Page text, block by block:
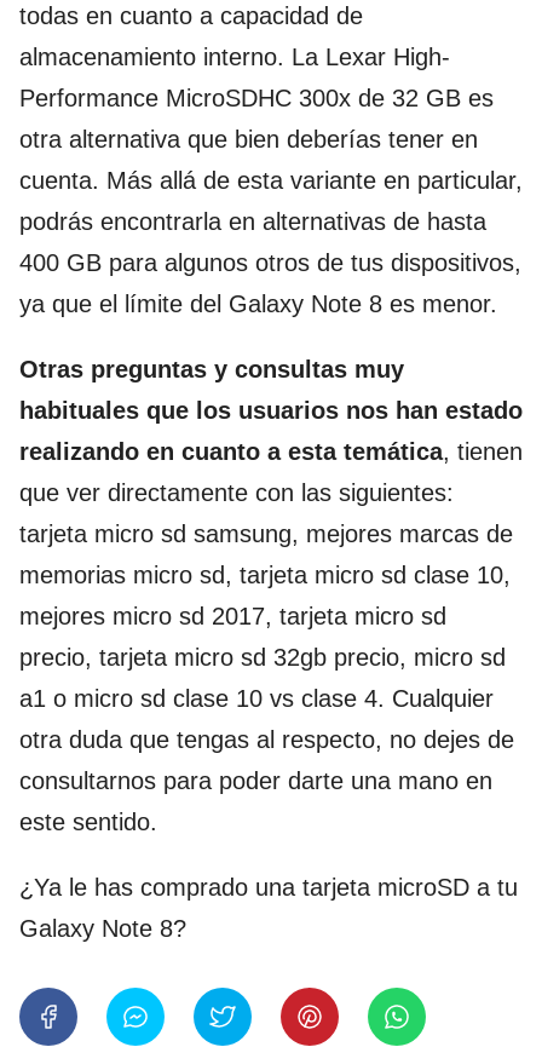
todas en cuanto a capacidad de
almacenamiento interno. La Lexar High-
Performance MicroSDHC 300x de 32 GB es
otra alternativa que bien deberías tener en
cuenta. Más allá de esta variante en particular,
podrás encontrarla en alternativas de hasta
400 GB para algunos otros de tus dispositivos,
ya que el límite del Galaxy Note 8 es menor.
Otras preguntas y consultas muy
habituales que los usuarios nos han estado
realizando en cuanto a esta temática, tienen
que ver directamente con las siguientes:
tarjeta micro sd samsung, mejores marcas de
memorias micro sd, tarjeta micro sd clase 10,
mejores micro sd 2017, tarjeta micro sd
precio, tarjeta micro sd 32gb precio, micro sd
a1 o micro sd clase 10 vs clase 4. Cualquier
otra duda que tengas al respecto, no dejes de
consultarnos para poder darte una mano en
este sentido.
¿Ya le has comprado una tarjeta microSD a tu
Galaxy Note 8?